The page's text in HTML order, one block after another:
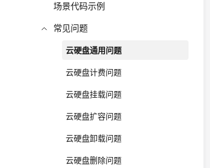
场景代码示例
常见问题
云硬盘通用问题
云硬盘计费问题
云硬盘挂载问题
云硬盘扩容问题
云硬盘卸载问题
云硬盘删除问题